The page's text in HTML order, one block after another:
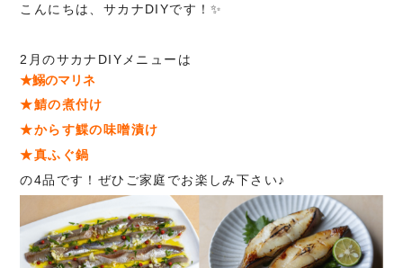
こんにちは、サカナDIYです！✨
2月のサカナDIYメニューは
★鰯のマリネ
★鯖の煮付け
★からす鰈の味噌漬け
★真ふぐ鍋
の4品です！ぜひご家庭でお楽しみ下さい♪